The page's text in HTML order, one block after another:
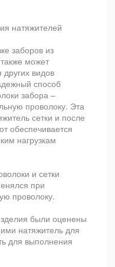
натяжителей
заборов из
может
видов
способ
забора –
проволоку. Эта
сетки и после
обеспечивается
нагрузкам
и сетки
при
проволоку.
были оценены
натяжитель для
для выполнения